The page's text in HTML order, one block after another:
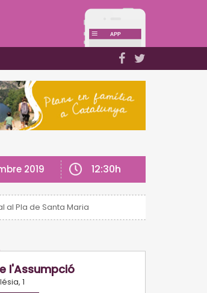
2019 12:30h
al Pla de Santa Maria
l'Assumpció
1